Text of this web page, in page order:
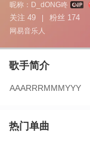
昵称： D_dONG咚
关注 49 粉丝 174
网易音乐人
歌手简介
AAARRRMMMYYY
热门单曲